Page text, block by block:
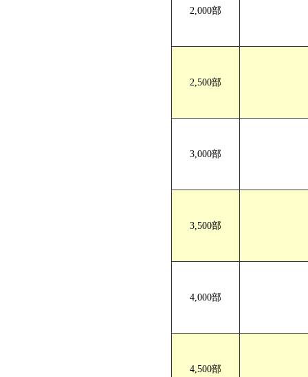
2,000部
2,500部
3,000部
3,500部
4,000部
4,500部